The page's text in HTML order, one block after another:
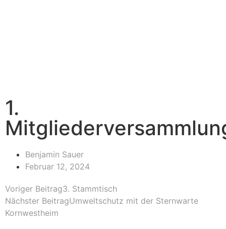
1.
Benjamin Sauer
Februar 12, 2024
Voriger Beitrag3. Stammtisch
Nächster BeitragUmweltschutz mit der Sternwarte
Kornwestheim